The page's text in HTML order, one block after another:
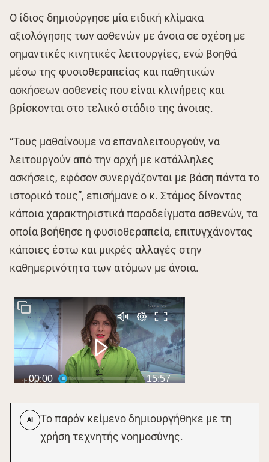
Ο ίδιος δημιούργησε μία ειδική κλίμακα
αξιολόγησης των ασθενών με άνοια σε σχέση με
σημαντικές κινητικές λειτουργίες, ενώ βοηθά
μέσω της φυσιοθεραπείας και παθητικών
ασκήσεων ασθενείς που είναι κλινήρεις και
βρίσκονται στο τελικό στάδιο της άνοιας.
“Τους μαθαίνουμε να επαναλειτουργούν, να
λειτουργούν από την αρχή με κατάλληλες
ασκήσεις, εφόσον συνεργάζονται με βάση πάντα το
ιστορικό τους”, επισήμανε ο κ. Στάμος δίνοντας
κάποια χαρακτηριστικά παραδείγματα ασθενών, τα
οποία βοήθησε η φυσιοθεραπεία, επιτυγχάνοντας
κάποιες έστω και μικρές αλλαγές στην
καθημερινότητα των ατόμων με άνοια.
AI
Το παρόν κείμενο δημιουργήθηκε με τη
χρήση τεχνητής νοημοσύνης.